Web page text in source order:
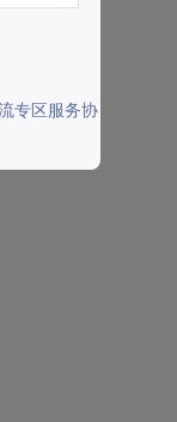
专区服务协